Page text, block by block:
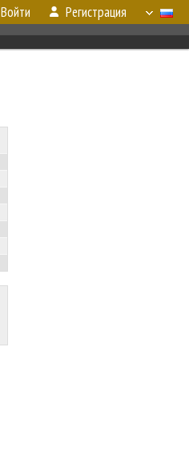
Войти Регистрация